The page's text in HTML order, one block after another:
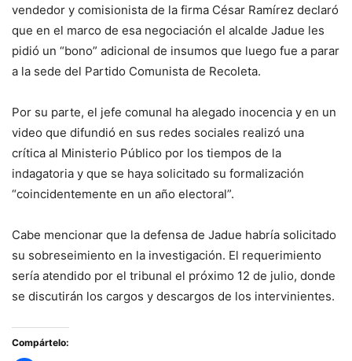
vendedor y comisionista de la firma César Ramírez declaró
que en el marco de esa negociación el alcalde Jadue les
pidió un “bono” adicional de insumos que luego fue a parar
a la sede del Partido Comunista de Recoleta.
Por su parte, el jefe comunal ha alegado inocencia y en un
video que difundió en sus redes sociales realizó una
crítica al Ministerio Público por los tiempos de la
indagatoria y que se haya solicitado su formalización
“coincidentemente en un año electoral”.
Cabe mencionar que la defensa de Jadue habría solicitado
su sobreseimiento en la investigación. El requerimiento
sería atendido por el tribunal el próximo 12 de julio, donde
se discutirán los cargos y descargos de los intervinientes.
Compártelo: